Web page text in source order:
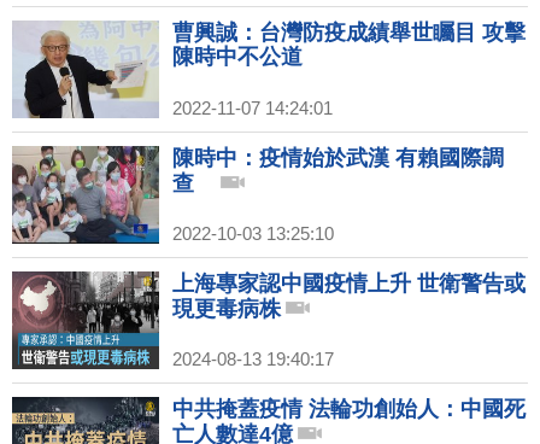
曹興誠：台灣防疫成績舉世矚目 攻擊
陳時中不公道
2022-11-07 14:24:01
陳時中：疫情始於武漢 有賴國際調
查
2022-10-03 13:25:10
上海專家認中國疫情上升 世衛警告或
現更毒病株
2024-08-13 19:40:17
中共掩蓋疫情 法輪功創始人：中國死
亡人數達4億